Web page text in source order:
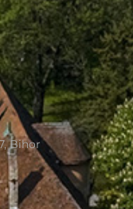
Bihor